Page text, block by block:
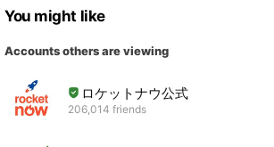
You might like
Accounts others are viewing
ロケットナウ公式
206,014 friends